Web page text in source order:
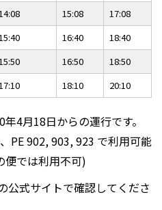
15:08
17:08
16:40
18:40
16:50
18:50
18:10 20:10
4月18日からの運行です。
PE 902, 903, 923 で利用可能
では利用不可)
公式サイトで確認してくださ